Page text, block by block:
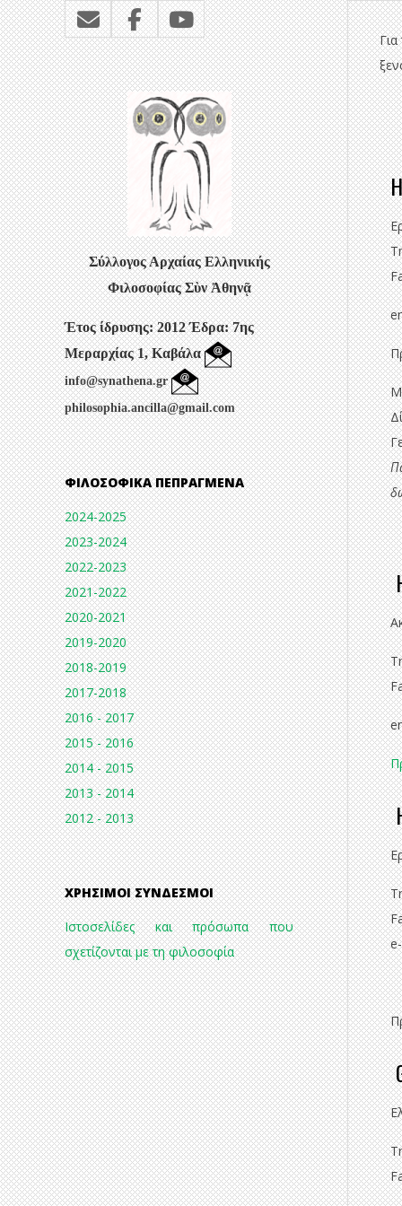
Σύλλογος Αρχαίας Ελληνικής
Φιλοσοφίας Σὺν Ἀθηνᾷ
Έτος ίδρυσης: 2012 Έδρα: 7ης
Μεραρχίας 1, Καβάλα
info@synathena.gr
philosophia.ancilla@gmail.com
ΦΙΛΟΣΟΦΙΚΆ ΠΕΠΡΑΓΜΈΝΑ
2024-2025
2023-2024
2022-2023
2021-2022
2020-2021
2019-2020
2018-2019
2017-2018
2016 - 2017
2015 - 2016
2014 - 2015
2013 - 2014
2012 - 2013
ΧΡΉΣΙΜΟΙ ΣΎΝΔΕΣΜΟΙ
Ιστοσελίδες και πρόσωπα που
σχετίζονται με τη φιλοσοφία